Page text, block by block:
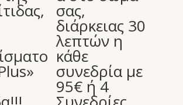
σας,
διάρκειας 30
λεπτών η
κάθε
συνεδρία με
95€ ή 4